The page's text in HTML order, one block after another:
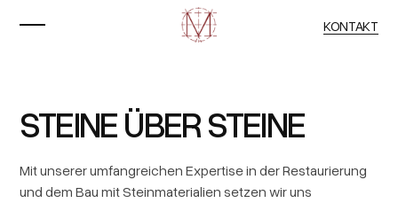
KONTAKT
STEINE ÜBER STEINE
Mit unserer umfangreichen Expertise in der Restaurierung
und dem Bau mit Steinmaterialien setzen wir uns